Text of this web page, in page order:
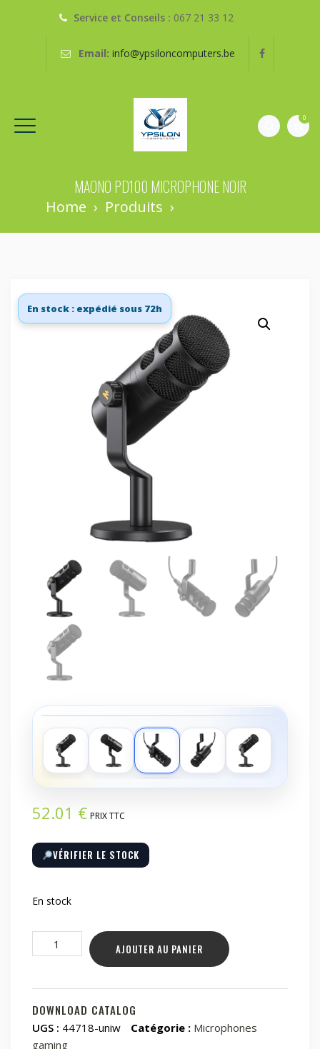
Service et Conseils : 067 21 33 12
Email: info@ypsiloncomputers.be
0
MAONO PD100 MICROPHONE NOIR
Home › Produits ›
En stock : expédié sous 72h
‹ ›
52.01 € PRIX TTC
VÉRIFIER LE STOCK
En stock
quantité
de
PD100
Microphone
Noir
AJOUTER AU PANIER
DOWNLOAD CATALOG
UGS : 44718-uniw Catégorie : Microphones
gaming